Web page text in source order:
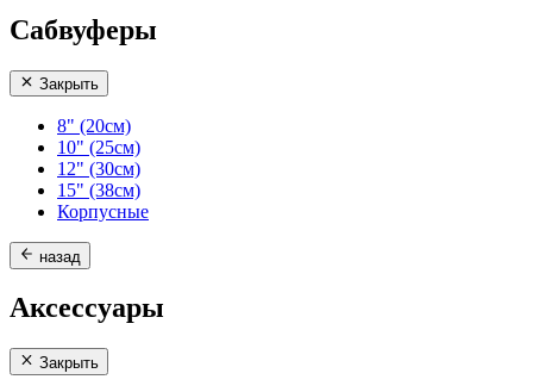
Сабвуферы
Закрыть
8" (20см)
10" (25см)
12" (30см)
15" (38см)
Корпусные
назад
Аксессуары
Закрыть